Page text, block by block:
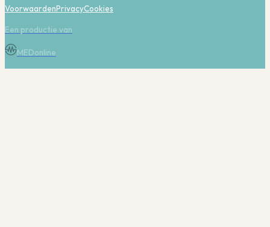
VoorwaardenPrivacyCookies
Een productie van
MEDonline